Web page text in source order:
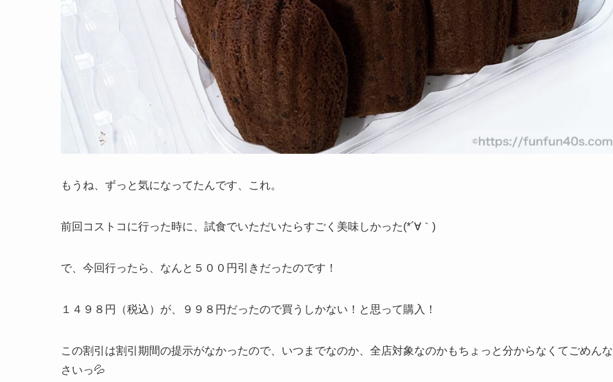
もうね、ずっと気になってたんです、これ。
前回コストコに行った時に、試食でいただいたらすごく美味しかった(*´∀｀)
で、今回行ったら、なんと５００円引きだったのです！
１４９８円（税込）が、９９８円だったので買うしかない！と思って購入！
この割引は割引期間の提示がなかったので、いつまでなのか、全店対象なのかもちょっと分からなくてごめんな
さいっ💦